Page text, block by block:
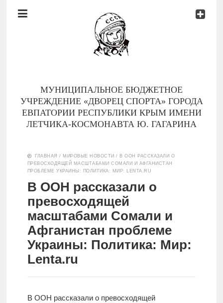
Документы
МУНИЦИПАЛЬНОЕ БЮДЖЕТНОЕ
УЧРЕЖДЕНИЕ «ДВОРЕЦ СПОРТА» ГОРОДА
ЕВПАТОРИИ РЕСПУБЛИКИ КРЫМ ИМЕНИ
ЛЕТЧИКА-КОСМОНАВТА Ю. ГАГАРИНА
Тренеры
Контакты
Новости
Родителям
О
ГЛАВНАЯ / МИРОВЫЕ НОВОСТИ / В ООН РАССКАЗАЛИ О
ПРЕВОСХОДЯЩЕЙ МАСШТАБАМИ СОМАЛИ И АФГАНИСТАН
ПРОБЛЕМЕ УКРАИНЫ: ПОЛИТИКА: МИР: LENTA.RU
В ООН рассказали о
превосходящей
масштабами Сомали и
Афганистан проблеме
Украины: Политика: Мир:
Lenta.ru
В ООН рассказали о превосходящей